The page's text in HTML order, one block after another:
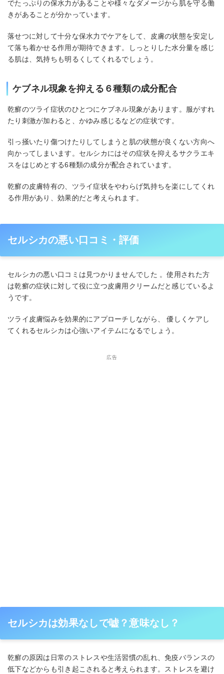
でたっぷりの保水力があることや様々なダメージから肌を守る働
きがあることが分かっています。
落せつに対して十分な保水力でケアをして、皮膚の状態を安定し
て落ち着かせる作用が期待できます。しっとりした水分量を感じ
る肌は、気持ちも明るくしてくれるでしょう。
ケブネル現象を抑える６種類の成分配合
乾癬のツライ症状のひとつにケブネル現象があります。服がすれ
たり刺激が加わると、かゆみ感じるなどの症状です。
引っ掻いたり傷つけたりしてしまうと肌の状態が良くない方向へ
向かってしまいます。セルシカにはその症状を抑えるサクラエキ
スをはじめとする6種類の成分が配合されています。
乾癬の皮膚特有の、ツライ症状をやわらげ気持ちを楽にしてくれ
る作用があり、効果的だと考えられます。
セルシカの悪い口コミ・評価
セルシカの悪い口コミは見つかりませんでした 。使用された方
は乾癬の症状に対して役に立つ皮膚用クリームだと感じているよ
うです。
ツライ皮膚悩みを効果的にアプローチしながら、 優しくケアし
てくれるセルシカは心強いアイテムになるでしょう。
広告
セルシカは効果なしで嘘？意味なし？
乾癬の原因は日常のストレスや生活習慣の乱れ、免疫バランスの
低下などからも引き起こされると考えられます。ストレスを避け